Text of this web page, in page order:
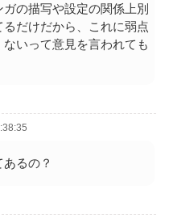
の描写や設定の関係上別
だけだから、これに弱点
いって意見を言われても
るの？